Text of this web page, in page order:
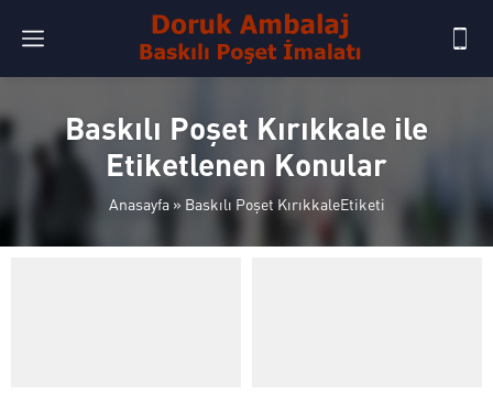
Baskılı Poşet Kırıkkale ile
Etiketlenen Konular
Anasayfa» Baskılı Poşet KırıkkaleEtiketi